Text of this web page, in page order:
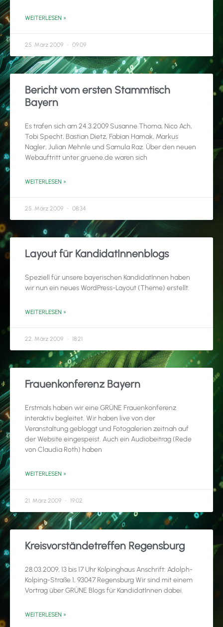
WEITERLESEN »
25. März 2009 09:09
Bericht vom ersten Stammtisch
Bayern
Es trafen sich am 24.3.2009 Susanne Thoma, Nico Ach,
Tobi Specht, Bastian Dietz, Fabian Hamak, Markus
Nagler, Julian Mehnle und Samula Raz. Über den neuen
Webauftritt unter gruene.de waren sich
WEITERLESEN »
25. März 2009 08:34
Layout für KandidatInnenblogs
Speziell für unsere bayerischen KandidatInnen haben
wir nun ein neues WordPress-Layout (Theme) erstellt.
WEITERLESEN »
22. März 2009 18:21
Frauenkonferenz Bayern
Erstmals haben wir eine GRÜNE Frauenkonferenz
interaktiv begleitet. Wir haben live von der
Veranstaltung gebloggt und Fotogalerien zeitnah auf
der Website eingespeist. Auch ein Audiobeitrag (Rede
von Claudia Roth) haben
WEITERLESEN »
21. März 2009 19:02
Kreisvorständetreffen Regensburg
28.03.2009, 13 bis 17 Uhr Kolpinghaus Anschrift: Adolph-
Kolping-Straße 1, 93047 Regensburg Wir sind mit einem
Vortrag über GRÜNE Blogs für KandidatInnen dabei.
WEITERLESEN »